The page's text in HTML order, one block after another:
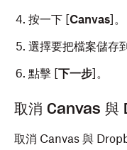
按一下 [Canvas]。
選擇要把檔案儲存
點擊 [下一步]。
取消 Canvas 與
取消 Canvas 與